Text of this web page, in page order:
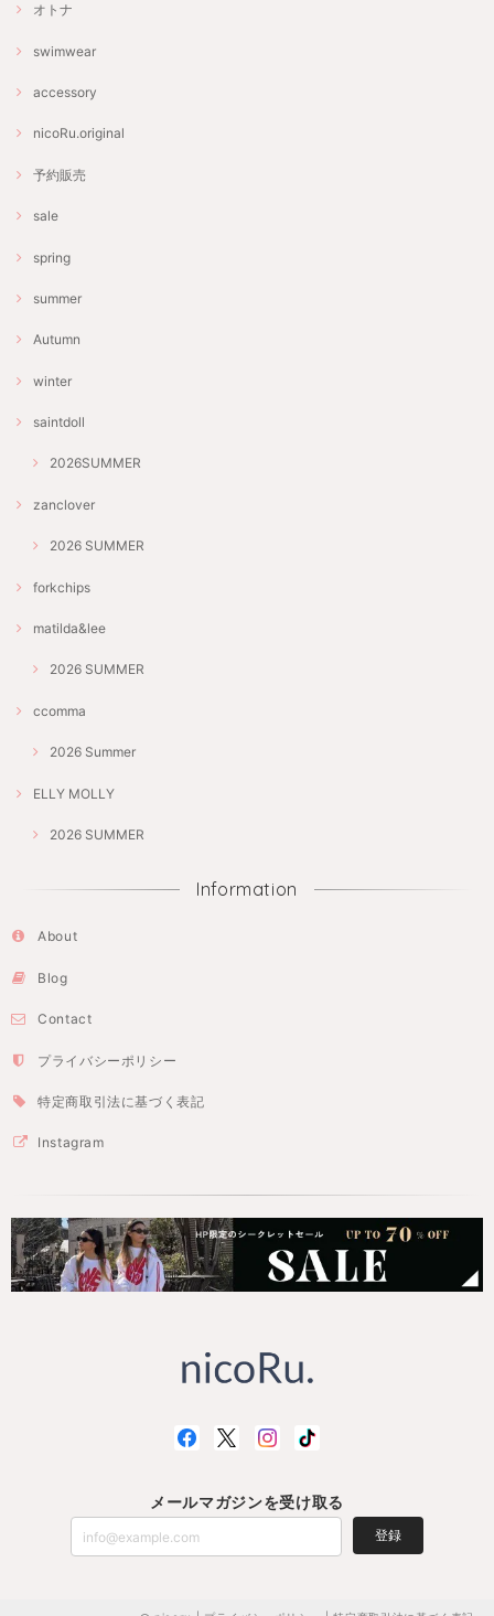
オトナ
swimwear
accessory
nicoRu.original
予約販売
sale
spring
summer
Autumn
winter
saintdoll
2026SUMMER
zanclover
2026 SUMMER
forkchips
matilda&lee
2026 SUMMER
ccomma
2026 Summer
ELLY MOLLY
2026 SUMMER
Information
About
Blog
Contact
プライバシーポリシー
特定商取引法に基づく表記
Instagram
メールマガジンを受け取る
登録